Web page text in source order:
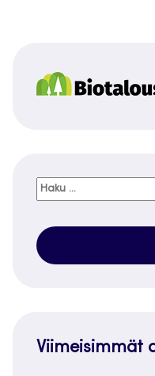
Haku:
Viimeisimmät